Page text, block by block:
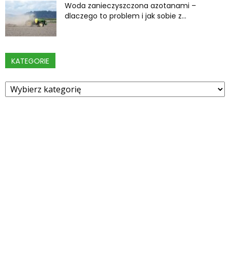
Woda zanieczyszczona azotanami –
dlaczego to problem i jak sobie z...
KATEGORIE
Kategorie